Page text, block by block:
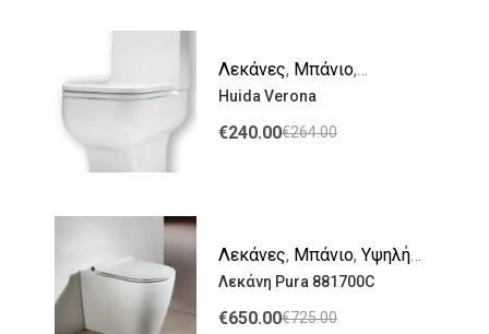
Λεκάνες, Μπάνιο,
Χαμηλής Πίεσης
Huida Verona
€264.00
€240.00
Λεκάνες, Μπάνιο, Υψηλής
Πίεσης
Λεκάνη Pura 881700C
€725.00
€650.00